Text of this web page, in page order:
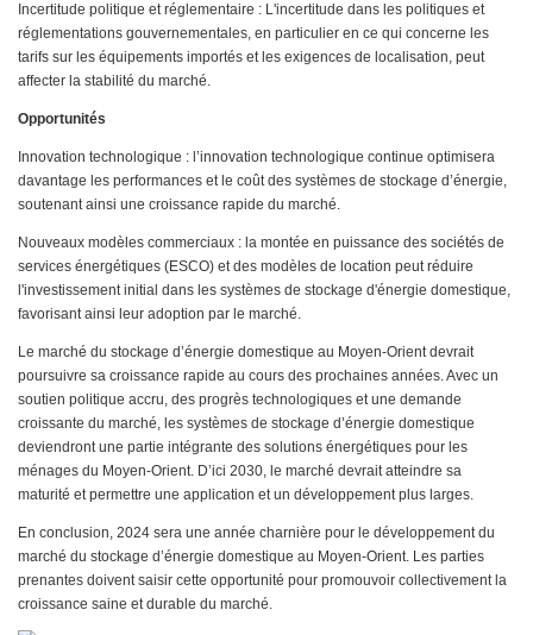
Incertitude politique et réglementaire : L'incertitude dans les politiques et
réglementations gouvernementales, en particulier en ce qui concerne les
tarifs sur les équipements importés et les exigences de localisation, peut
affecter la stabilité du marché.
Opportunités
Innovation technologique : l’innovation technologique continue optimisera
davantage les performances et le coût des systèmes de stockage d’énergie,
soutenant ainsi une croissance rapide du marché.
Nouveaux modèles commerciaux : la montée en puissance des sociétés de
services énergétiques (ESCO) et des modèles de location peut réduire
l'investissement initial dans les systèmes de stockage d'énergie domestique,
favorisant ainsi leur adoption par le marché.
Le marché du stockage d’énergie domestique au Moyen-Orient devrait
poursuivre sa croissance rapide au cours des prochaines années. Avec un
soutien politique accru, des progrès technologiques et une demande
croissante du marché, les systèmes de stockage d’énergie domestique
deviendront une partie intégrante des solutions énergétiques pour les
ménages du Moyen-Orient. D’ici 2030, le marché devrait atteindre sa
maturité et permettre une application et un développement plus larges.
En conclusion, 2024 sera une année charnière pour le développement du
marché du stockage d’énergie domestique au Moyen-Orient. Les parties
prenantes doivent saisir cette opportunité pour promouvoir collectivement la
croissance saine et durable du marché.